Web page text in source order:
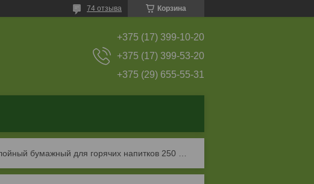
Корзина
74 отзыва
+375 (17) 399-10-20
+375 (17) 399-53-20
+375 (29) 655-55-31